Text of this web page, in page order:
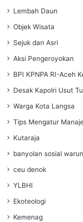
Lembah Daun
Objek Wisata
Sejuk dan Asri
Aksi Pengeroyokan
BPI KPNPA RI-Aceh
Desak Kapolri Usut
Warga Kota Langsa
Tips Mengatur
Kutaraja
banyolan sosial
ceu denok
YLBHI
Ekoteologi
Kemenag